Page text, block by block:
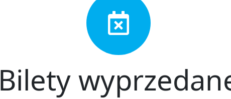
Bilety